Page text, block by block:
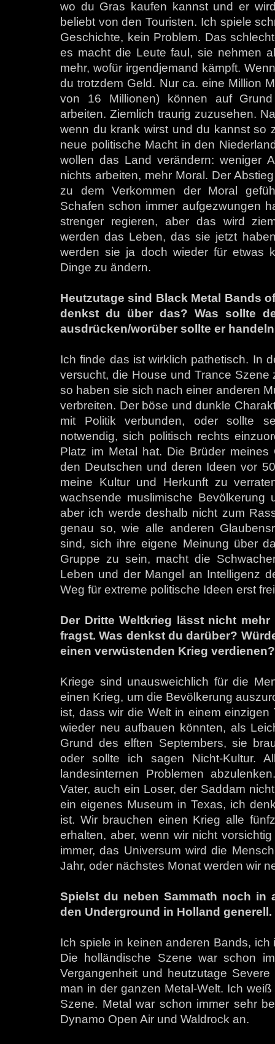
wo du Gras kaufen kannst und er
beliebt von den Touristen. Ich spiele
Geschichte, kein Problem. Das
es macht die Leute faul, sie nehmen
mehr, wofür irgendjemand kämpft.
du trotzdem Geld. Nur ca. eine Million
von 16 Millionen) können auf
arbeiten. Ziemlich traurig zuzusehen.
wenn du krank wirst und du kannst so
neue politische Macht in den
wollen das Land verändern: weniger
nichts arbeiten, mehr Moral. Der
zu dem Verkommen der Moral
Schafen schon immer aufgezwungen
strenger regieren, aber das wird
werden das Leben, das sie jetzt
werden sie ja doch wieder für etwas
Dinge zu ändern.
Heutzutage sind Black Metal Bands
denkst du über das? Was sollte
ausdrücken/worüber sollte er
Ich finde das ist wirklich pathetisch. In
versucht, die House und Trance
so haben sie sich nach einer anderen
verbreiten. Der böse und dunkle
mit Politik verbunden, oder sollte
notwendig, sich politisch rechts
Platz im Metal hat. Die Brüder
den Deutschen und deren Ideen vor
meine Kultur und Herkunft zu
wachsende muslimische
aber ich werde deshalb nicht zum
genau so, wie alle anderen
sind, sich ihre eigene Meinung über
Gruppe zu sein, macht die
Leben und der Mangel an Intelligenz
Weg für extreme politische Ideen erst
Der Dritte Weltkrieg lässt nicht
fragst. Was denkst du darüber?
einen verwüstenden Krieg verdienen?
Kriege sind unausweichlich für die
einen Krieg, um die Bevölkerung
ist, dass wir die Welt in einem
wieder neu aufbauen könnten, als
Grund des elften Septembers, sie
oder sollte ich sagen Nicht-Kultur.
landesinternen Problemen
Vater, auch ein Loser, der Saddam
ein eigenes Museum in Texas, ich
ist. Wir brauchen einen Krieg alle
erhalten, aber, wenn wir nicht
immer, das Universum wird die
Jahr, oder nächstes Monat werden wir
Spielst du neben Sammath noch in
den Underground in Holland generell.
Ich spiele in keinen anderen Bands,
Die holländische Szene war schon
Vergangenheit und heutzutage
man in der ganzen Metal-Welt. Ich
Szene. Metal war schon immer sehr
Dynamo Open Air und Waldrock an.